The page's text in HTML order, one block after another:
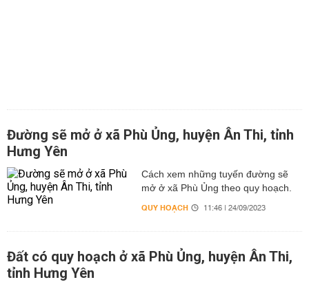
Đường sẽ mở ở xã Phù Ủng, huyện Ân Thi, tỉnh
Hưng Yên
Cách xem những tuyến đường sẽ
mở ở xã Phù Ủng theo quy hoạch.
QUY HOẠCH 11:46 | 24/09/2023
Đất có quy hoạch ở xã Phù Ủng, huyện Ân Thi,
tỉnh Hưng Yên